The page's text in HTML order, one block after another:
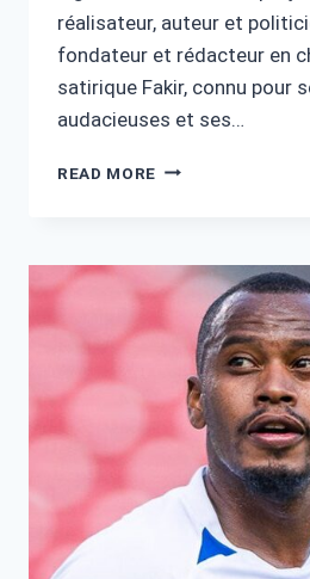
réalisateur, auteur et
fondateur et rédacteur en
satirique Fakir, connu pour
audacieuses et ses…
READ MORE FRANÇOIS